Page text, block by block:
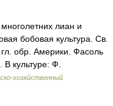
лиан и
бобовая культура. Св.
гл. обр. Америки. Фасоль
культуре: Ф.
хозяйственный